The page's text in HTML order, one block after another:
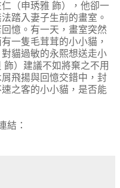
（申琇雅 飾），他卻一
踏入妻子生前的畫室。
憶。有一天，畫室突然
一隻毛茸茸的小小貓，
貓過敏的永熙想送走小
）建議不如將棄之不用
飛揚與回憶交錯中，封
之客的小小貓，是否能
結：